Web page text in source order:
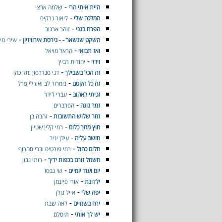
היית איתי הרי- שלמה ארצי
המלכה שלי- ליאור נרקיס
הפרח בגני- זוהר ארגוב
השקט שנשאר - - גירסת אירוויזיון- שירי
ואז תבואי- הראל מויאל
וידוי- יהודית רביץ
זה הכל בשבילך- דני סנדרסון ומזי כהן
זה כל הקסם - נימרוד לב ואורלי פרל
זכיתי לאהוב- עברי לידר
זמר נוגה - הפרברים
זמר שלוש התשובות- זהבה בן
חוץ ממך כלום - רמי קלינשטיין
חושב עליה - עידן יניב
חלום כחול- רמי פורטיס וברי סחרוף
חשמל זורם בכפות ידיך- רותי נבון
יום ועוד יומיים - שי גבסו
ילדונת- אורי פיינמן
יפה שלי- אייל גולן
ירח בשמיים - לאה שבת
יש לך אותי- תיסלם